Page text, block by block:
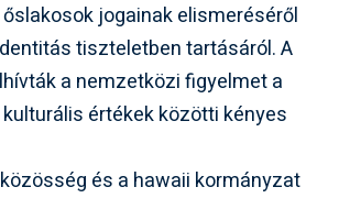
őslakosok jogainak elismeréséről
tiszteletben tartásáról. A
a nemzetközi figyelmet a
értékek közötti kényes
és a hawaii kormányzat